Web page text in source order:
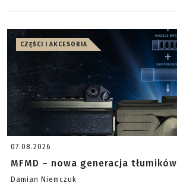
CZĘŚCI I AKCESORIA
07.08.2026
MFMD – nowa generacja tłumików
Damian Niemczuk